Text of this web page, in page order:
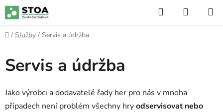
Přejít
na
obsah
Hledat
KOŠÍK
Domů
/ Služby / Servis a údržba
Servis a údržba
Jako výrobci a dodavatelé řady her pro nás v mnoha
případech není problém všechny hryodservisovat nebo